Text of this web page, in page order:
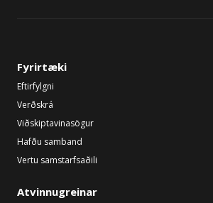
Fyrirtæki
Eftirfylgni
Verðskrá
Viðskiptavinasögur
Hafðu samband
Vertu samstarfsaðili
Atvinnugreinar